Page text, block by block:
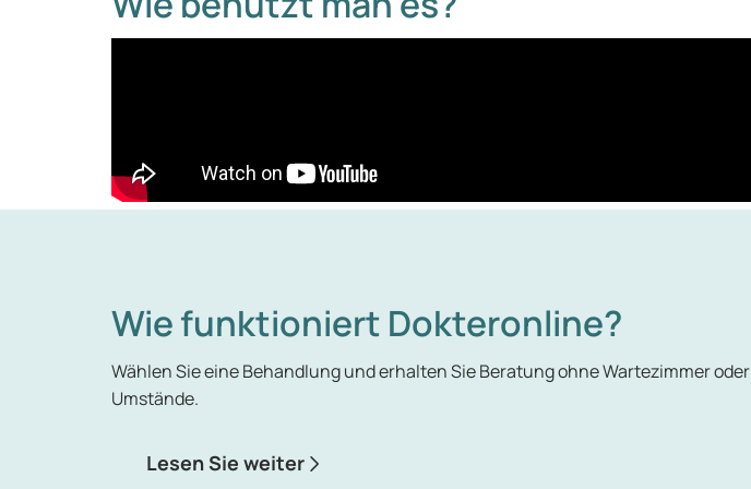
Wie funktioniert Dokteronline?
Wählen Sie eine Behandlung und erhalten Sie Beratung ohne Wartezimmer oder
Umstände.
Lesen Sie weiter